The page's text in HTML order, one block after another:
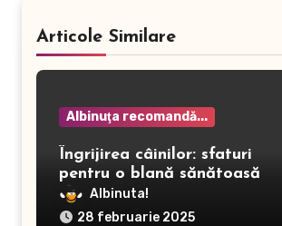
Articole Similare
Albinuţa recomandă...
Îngrijirea câinilor: sfaturi
pentru o blană sănătoasă și
prevenirea dermatitei
Albinuta!
28 februarie 2025